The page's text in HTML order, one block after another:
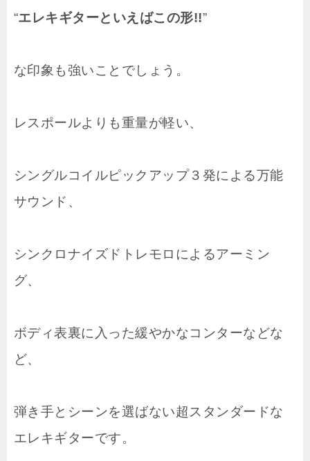
“エレキギターといえばこの形!!”
な印象も強いことでしょう。
レスポールよりも重量が軽い、
シングルコイルピックアップ３発による万能
サウンド、
シンクロナイズドトレモロによるアーミン
グ、
ボディ表裏に入った緩やかなコンターなどな
ど、
弾き手とシーンを選ばない超スタンダードな
エレキギターです。